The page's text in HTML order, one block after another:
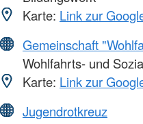
Karte: Link zur
Gemeinschaft
Wohlfahrts- und
Karte: Link zur
Jugendrotkreuz